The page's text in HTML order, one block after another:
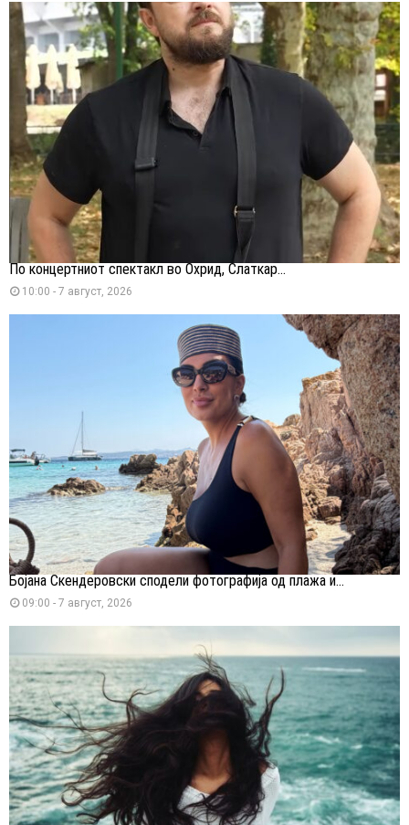
По концертниот спектакл во Охрид, Слаткар...
10:00 - 7 август, 2026
Бојана Скендеровски сподели фотографија од плажа и...
09:00 - 7 август, 2026